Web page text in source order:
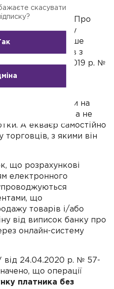
засобу — це не
у розумінні ЗУ «Про
самого факту
послуг), а лише
переказу коштів з
(лист від 28.11.2019 р. №
з
картки, ці кошти на
від екваєра, а не
А екваєр самостійно
торговців, з якими він
що розрахункові
електронного
що
товарів і/або
від виписок банку про
онлайн-систему
від 24.04.2020 р. № 57-
що операції
платника без
скасувати